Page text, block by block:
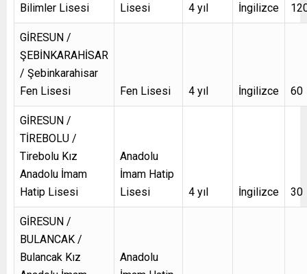
Bilimler Lisesi
Lisesi
4 yıl İngilizce
GİRESUN /
ŞEBİNKARAHİSAR
/ Şebinkarahisar
Fen Lisesi
Fen Lisesi 4 yıl İngilizce 60
GİRESUN /
TİREBOLU /
Tirebolu Kız
Anadolu İmam
Hatip Lisesi
Anadolu
İmam Hatip
Lisesi
4 yıl İngilizce 30
GİRESUN /
BULANCAK /
Bulancak Kız
Anadolu